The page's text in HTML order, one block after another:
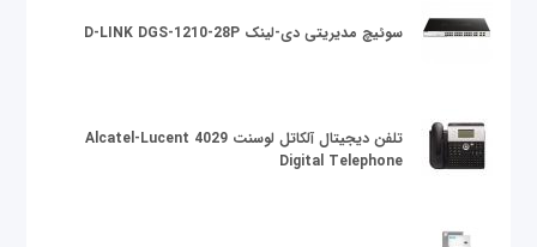
سوئیچ مدیریتی دی-لینک D-LINK DGS-1210-28P
تلفن دیجیتال آلکاتل لوسنت Alcatel-Lucent 4029
Digital Telephone